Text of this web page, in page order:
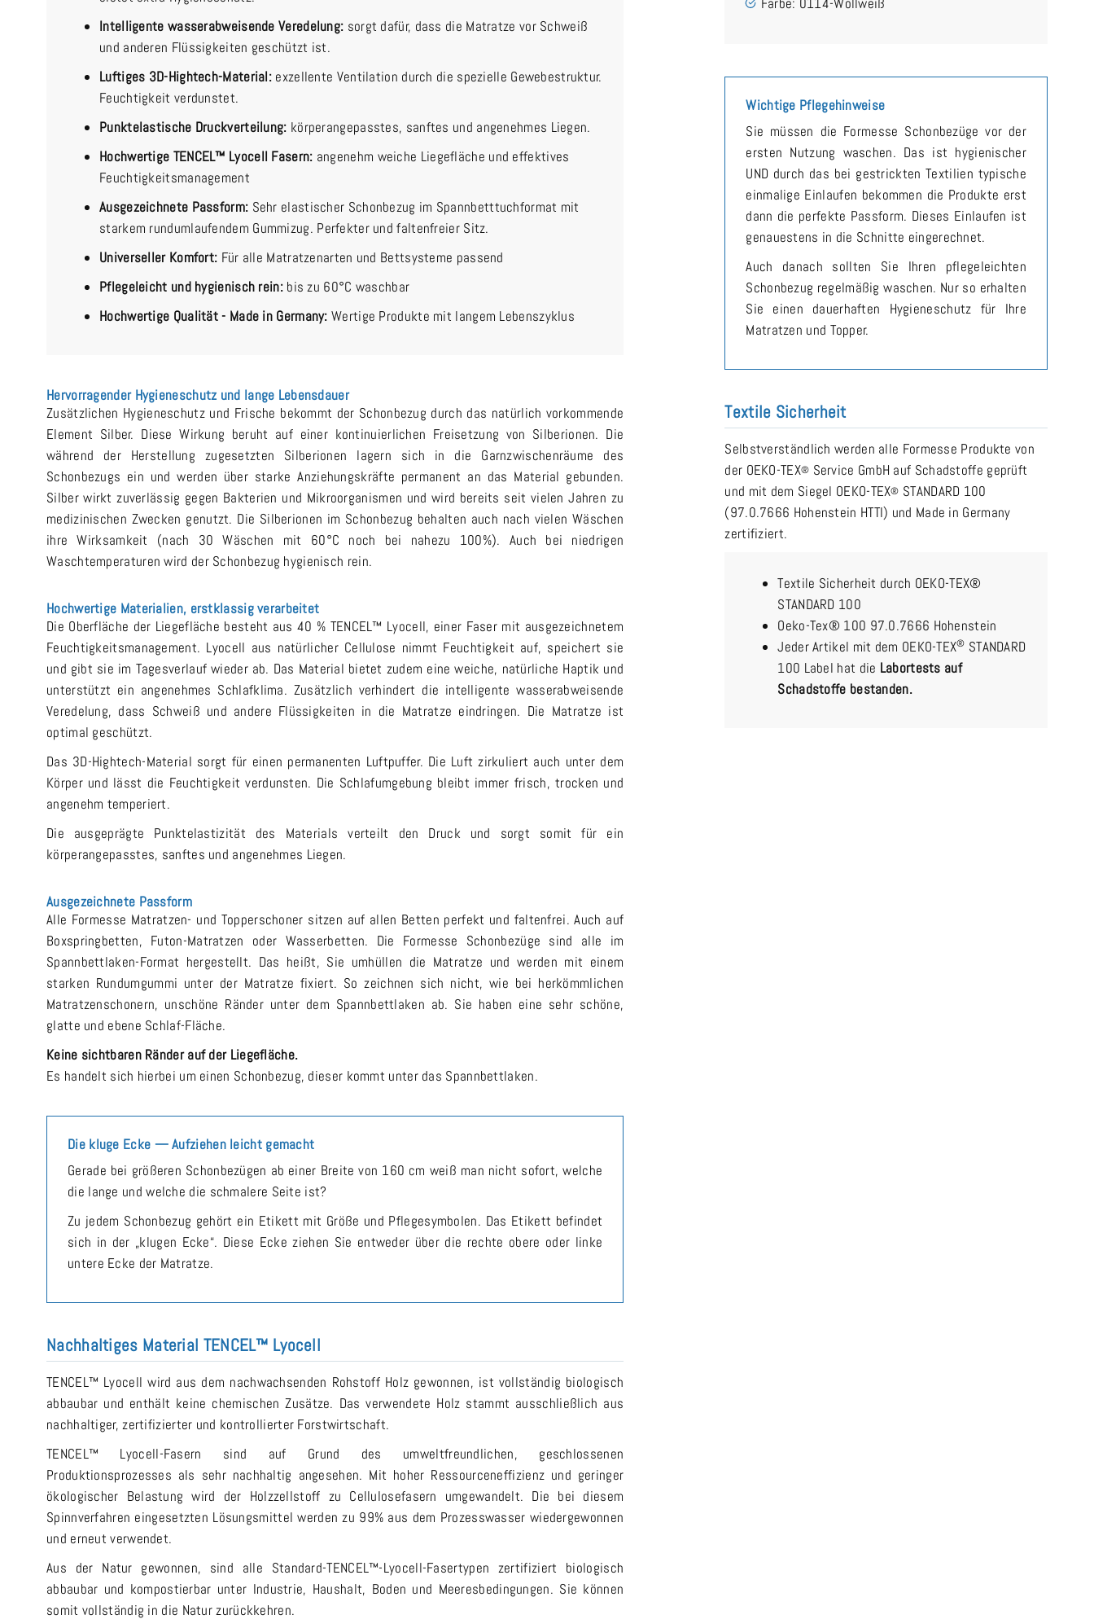
Intelligente wasserabweisende Veredelung: sorgt dafür, dass die Matratze vor Schweiß
und anderen Flüssigkeiten geschützt ist.
Luftiges 3D-Hightech-Material: exzellente Ventilation durch die spezielle Gewebestruktur.
Feuchtigkeit verdunstet.
Punktelastische Druckverteilung: körperangepasstes, sanftes und angenehmes Liegen.
Hochwertige TENCEL™ Lyocell Fasern: angenehm weiche Liegefläche und effektives
Feuchtigkeitsmanagement
Ausgezeichnete Passform: Sehr elastischer Schonbezug im Spannbetttuchformat mit
starkem rundumlaufendem Gummizug. Perfekter und faltenfreier Sitz.
Universeller Komfort: Für alle Matratzenarten und Bettsysteme passend
Pflegeleicht und hygienisch rein:bis zu 60°C waschbar
Hochwertige Qualität - Made in Germany: Wertige Produkte mit langem Lebenszyklus
Hervorragender Hygieneschutz und lange Lebensdauer
Zusätzlichen Hygieneschutz und Frische bekommt der Schonbezug durch das natürlich vorkommende
Element Silber. Diese Wirkung beruht auf einer kontinuierlichen Freisetzung von Silberionen. Die
während der Herstellung zugesetzten Silberionen lagern sich in die Garnzwischenräume des
Schonbezugs ein und werden über starke Anziehungskräfte permanent an das Material gebunden.
Silber wirkt zuverlässig gegen Bakterien und Mikroorganismen und wird bereits seit vielen Jahren zu
medizinischen Zwecken genutzt. Die Silberionen im Schonbezug behalten auch nach vielen Wäschen
ihre Wirksamkeit (nach 30 Wäschen mit 60°C noch bei nahezu 100%). Auch bei niedrigen
Waschtemperaturen wird der Schonbezug hygienisch rein.
Hochwertige Materialien, erstklassig verarbeitet
Die Oberfläche der Liegefläche besteht aus 40 % TENCEL™ Lyocell, einer Faser mit ausgezeichnetem
Feuchtigkeitsmanagement. Lyocell aus natürlicher Cellulose nimmt Feuchtigkeit auf, speichert sie
und gibt sie im Tagesverlauf wieder ab. Das Material bietet zudem eine weiche, natürliche Haptik und
unterstützt ein angenehmes Schlafklima. Zusätzlich verhindert die intelligente wasserabweisende
Veredelung, dass Schweiß und andere Flüssigkeiten in die Matratze eindringen. Die Matratze ist
optimal geschützt.
Das 3D-Hightech-Material sorgt für einen permanenten Luftpuffer. Die Luft zirkuliert auch unter dem
Körper und lässt die Feuchtigkeit verdunsten. Die Schlafumgebung bleibt immer frisch, trocken und
angenehm temperiert.
Die ausgeprägte Punktelastizität des Materials verteilt den Druck und sorgt somit für ein
körperangepasstes, sanftes und angenehmes Liegen.
Ausgezeichnete Passform
Alle Formesse Matratzen- und Topperschoner sitzen auf allen Betten perfekt und faltenfrei. Auch auf
Boxspringbetten, Futon-Matratzen oder Wasserbetten. Die Formesse Schonbezüge sind alle im
Spannbettlaken-Format hergestellt. Das heißt, Sie umhüllen die Matratze und werden mit einem
starken Rundumgummi unter der Matratze fixiert. So zeichnen sich nicht, wie bei herkömmlichen
Matratzenschonern, unschöne Ränder unter dem Spannbettlaken ab. Sie haben eine sehr schöne,
glatte und ebene Schlaf-Fläche.
Keine sichtbaren Ränder auf der Liegefläche.
Es handelt sich hierbei um einen Schonbezug, dieser kommt unter das Spannbettlaken.
Die kluge Ecke — Aufziehen leicht gemacht
Gerade bei größeren Schonbezügen ab einer Breite von 160 cm weiß man nicht sofort, welche
die lange und welche die schmalere Seite ist?
Zu jedem Schonbezug gehört ein Etikett mit Größe und Pflegesymbolen. Das Etikett befindet
sich in der „klugen Ecke“. Diese Ecke ziehen Sie entweder über die rechte obere oder linke
untere Ecke der Matratze.
Nachhaltiges Material TENCEL™ Lyocell
TENCEL™ Lyocell wird aus dem nachwachsenden Rohstoff Holz gewonnen, ist vollständig biologisch
abbaubar und enthält keine chemischen Zusätze. Das verwendete Holz stammt ausschließlich aus
nachhaltiger, zertifizierter und kontrollierter Forstwirtschaft.
TENCEL™ Lyocell-Fasern sind auf Grund des umweltfreundlichen, geschlossenen
Produktionsprozesses als sehr nachhaltig angesehen. Mit hoher Ressourceneffizienz und geringer
ökologischer Belastung wird der Holzzellstoff zu Cellulosefasern umgewandelt. Die bei diesem
Spinnverfahren eingesetzten Lösungsmittel werden zu 99% aus dem Prozesswasser wiedergewonnen
und erneut verwendet.
Aus der Natur gewonnen, sind alle Standard-TENCEL™-Lyocell-Fasertypen zertifiziert biologisch
abbaubar und kompostierbar unter Industrie, Haushalt, Boden und Meeresbedingungen. Sie können
somit vollständig in die Natur zurückkehren.
Wichtige Pflegehinweise
Sie müssen die Formesse Schonbezüge vor der
ersten Nutzung waschen. Das ist hygienischer
UND durch das bei gestrickten Textilien typische
einmalige Einlaufen bekommen die Produkte erst
dann die perfekte Passform. Dieses Einlaufen ist
genauestens in die Schnitte eingerechnet.
Auch danach sollten Sie Ihren pflegeleichten
Schonbezug regelmäßig waschen. Nur so erhalten
Sie einen dauerhaften Hygieneschutz für Ihre
Matratzen und Topper.
Textile Sicherheit
Selbstverständlich werden alle Formesse Produkte von
der OEKO-TEX® Service GmbH auf Schadstoffe geprüft
und mit dem Siegel OEKO-TEX® STANDARD 100
(97.0.7666 Hohenstein HTTI) und Made in Germany
zertifiziert.
Textile Sicherheit durch OEKO-TEX®
STANDARD 100
Oeko-Tex® 100 97.0.7666 Hohenstein
Jeder Artikel mit dem OEKO-TEX® STANDARD
100 Label hat die Labortests auf
Schadstoffe bestanden.